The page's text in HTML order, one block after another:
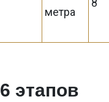
метра
8
6 этапов